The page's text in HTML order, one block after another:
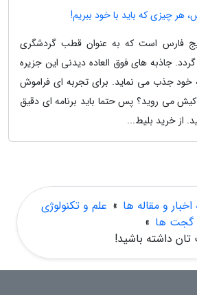
چیزی که باید با خود ببریم!
فارس است که به عنوان قطب گردشگری
جاذبه های فوق العاده دیدنی این جزیره
خود جذب می نماید. برای تجربه ای فراموش
می روید؟ پس حتما باید برنامه ای دقیق
از خرید بلیط...
و مقاله ها » علم و تکنولوژی
گجت ها »
داشته باشید!